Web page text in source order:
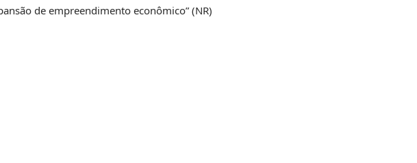
de empreendimento econômico” (NR)